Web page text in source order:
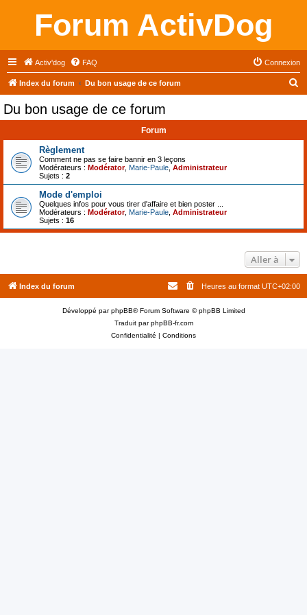
Forum ActivDog
Activ'dog FAQ Connexion
Index du forum Du bon usage de ce forum
r
Du bon usage de ce forum
Forum
Règlement
Comment ne pas se faire bannir en 3 leçons
Modérateurs : Modérator, Marie-Paule Administrateur
Sujets : 2
Mode d'emploi
Quelques infos pour vous tirer d'affaire et bien poster ...
Modérateurs : Modérator, Marie-Paule Administrateur
Sujets : 16
Aller à
Index du forum Heures au format UTC+02:00
Développé parphpBB® Forum Software © phpBB Limited
Traduit parphpBB-fr.com
Confidentialité | Conditions